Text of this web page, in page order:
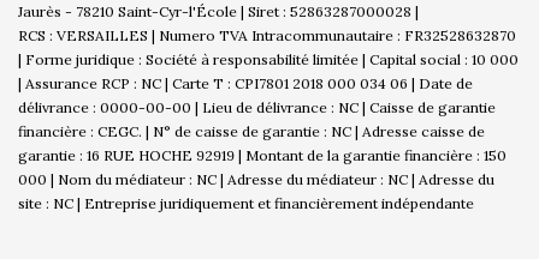
Jaurès - 78210 Saint-Cyr-l'École | Siret : 52863287000028 |
RCS : VERSAILLES | Numero TVA Intracommunautaire : FR32528632870
| Forme juridique : Société à responsabilité limitée | Capital social : 10 000
| Assurance RCP : NC | Carte T : CPI7801 2018 000 034 06 | Date de
délivrance : 0000-00-00 | Lieu de délivrance : NC | Caisse de garantie
financière : CEGC. | N° de caisse de garantie : NC | Adresse caisse de
garantie : 16 RUE HOCHE 92919 | Montant de la garantie financière : 150
000 | Nom du médiateur : NC | Adresse du médiateur : NC | Adresse du
site : NC | Entreprise juridiquement et financièrement indépendante